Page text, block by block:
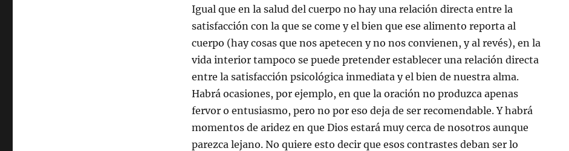
Igual que en la salud del cuerpo no hay una relación directa entre la
satisfacción con la que se come y el bien que ese alimento reporta al
cuerpo (hay cosas que nos apetecen y no nos convienen, y al revés), en la
vida interior tampoco se puede pretender establecer una relación directa
entre la satisfacción psicológica inmediata y el bien de nuestra alma.
Habrá ocasiones, por ejemplo, en que la oración no produzca apenas
fervor o entusiasmo, pero no por eso deja de ser recomendable. Y habrá
momentos de aridez en que Dios estará muy cerca de nosotros aunque
parezca lejano. No quiere esto decir que esos contrastes deban ser lo